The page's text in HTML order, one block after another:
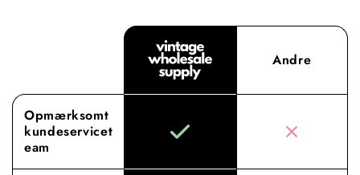
Andre
Opmærksomt
kundeservicet
eam